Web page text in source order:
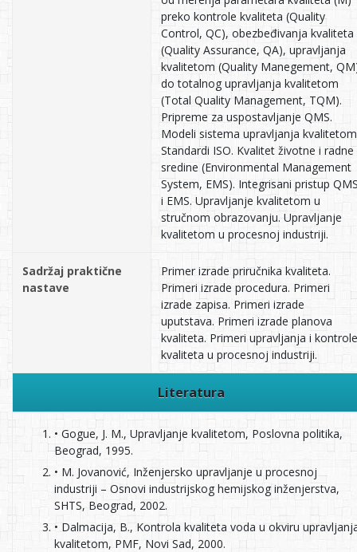
preko kontrole kvaliteta (Quality
Control, QC), obezbeđivanja kvaliteta
(Quality Assurance, QA), upravljanja
kvalitetom (Quality Manegement,
do totalnog upravljanja kvalitetom
(Total Quality Management, TQM).
Pripreme za uspostavljanje QMS.
Modeli sistema upravljanja
Standardi ISO. Kvalitet životne i radne
sredine (Environmental Management
System, EMS). Integrisani pristup
i EMS. Upravljanje kvalitetom u
stručnom obrazovanju. Upravljanje
kvalitetom u procesnoj industriji.
Sadržaj praktične
nastave
Primer izrade priručnika kvaliteta.
Primeri izrade procedura. Primeri
izrade zapisa. Primeri izrade
uputstava. Primeri izrade planova
kvaliteta. Primeri upravljanja i kontrole
kvaliteta u procesnoj industriji.
Literatura
• Gogue, J. M., Upravljanje kvalitetom, Poslovna politika,
Beograd, 1995.
• M. Jovanović, Inženjersko upravljanje u procesnoj
industriji – Osnovi industrijskog hemijskog inženjerstva,
SHTS, Beograd, 2002.
• Dalmacija, B., Kontrola kvaliteta voda u okviru
kvalitetom, PMF, Novi Sad, 2000.